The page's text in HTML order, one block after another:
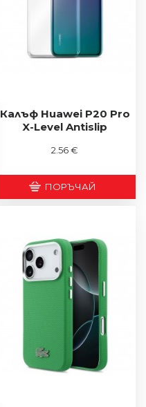
Калъф Huawei P20 Pro
X-Level Antislip
2.56 €
ПОРЪЧАЙ